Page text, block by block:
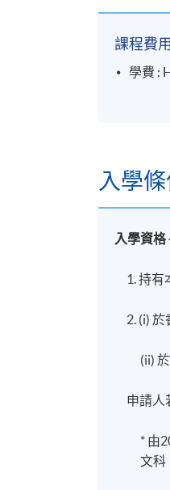
課程費用
學費 :
入學
入學資格
1. 持有
2. (i) 於
(ii)
申請人
* 由
文科